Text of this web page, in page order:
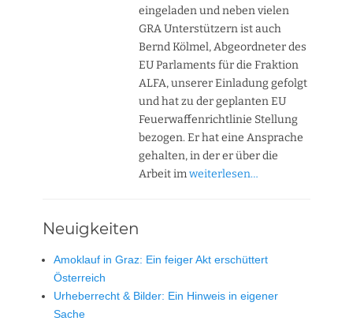
eingeladen und neben vielen
GRA Unterstützern ist auch
Bernd Kölmel, Abgeordneter des
EU Parlaments für die Fraktion
ALFA, unserer Einladung gefolgt
und hat zu der geplanten EU
Feuerwaffenrichtlinie Stellung
bezogen. Er hat eine Ansprache
gehalten, in der er über die
Arbeit imweiterlesen…
Neuigkeiten
Amoklauf in Graz: Ein feiger Akt erschüttert
Österreich
Urheberrecht & Bilder: Ein Hinweis in eigener
Sache